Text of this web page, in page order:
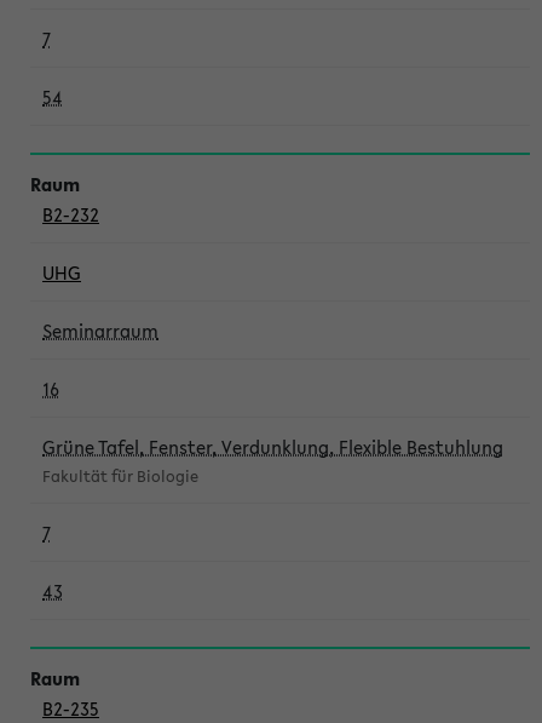
7
54
B2-232
UHG
Seminarraum
16
Grüne Tafel, Fenster, Verdunklung, Flexible Bestuhlung
Fakultät für Biologie
7
43
B2-235